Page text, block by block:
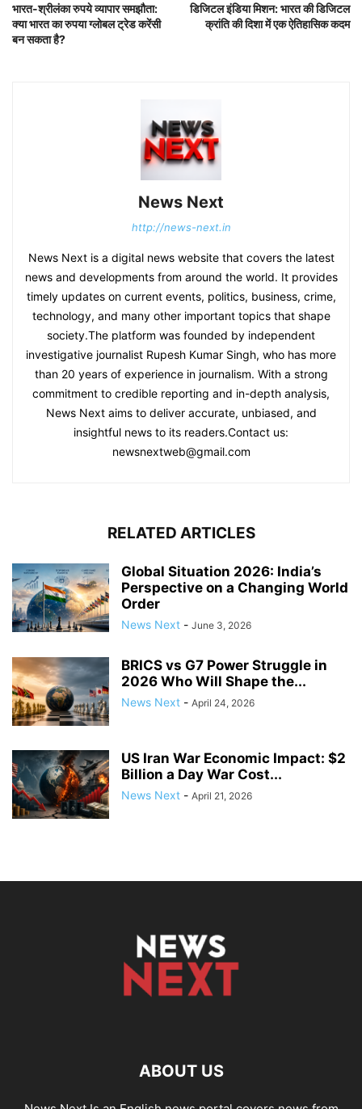
भारत-श्रीलंका रुपये व्यापार समझौता:
क्या भारत का रुपया ग्लोबल ट्रेड करेंसी
बन सकता है?
डिजिटल इंडिया मिशन: भारत की डिजिटल
क्रांति की दिशा में एक ऐतिहासिक कदम
News Next
http://news-next.in
News Next is a digital news website that covers the latest
news and developments from around the world. It provides
timely updates on current events, politics, business, crime,
technology, and many other important topics that shape
society.The platform was founded by independent
investigative journalist Rupesh Kumar Singh, who has more
than 20 years of experience in journalism. With a strong
commitment to credible reporting and in-depth analysis,
News Next aims to deliver accurate, unbiased, and
insightful news to its readers.Contact us:
newsnextweb@gmail.com
RELATED ARTICLES
Global Situation 2026: India’s
Perspective on a Changing World
Order
News Next - June 3, 2026
BRICS vs G7 Power Struggle in
2026 Who Will Shape the...
News Next - April 24, 2026
US Iran War Economic Impact: $2
Billion a Day War Cost...
News Next - April 21, 2026
ABOUT US